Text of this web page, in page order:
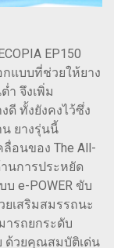
EP150
กแบบที่ช่วยให้ยาง
จึงเพิ่ม
ดี ทั้งยังคงไว้ซึ่ง
ยางรุ่นนี้
อนของ The All-
านการประหยัด
e-POWER ขับ
ยเสริมสมรรถนะ
ารถยกระดับ
ด้วยคุณสมบัติเด่น